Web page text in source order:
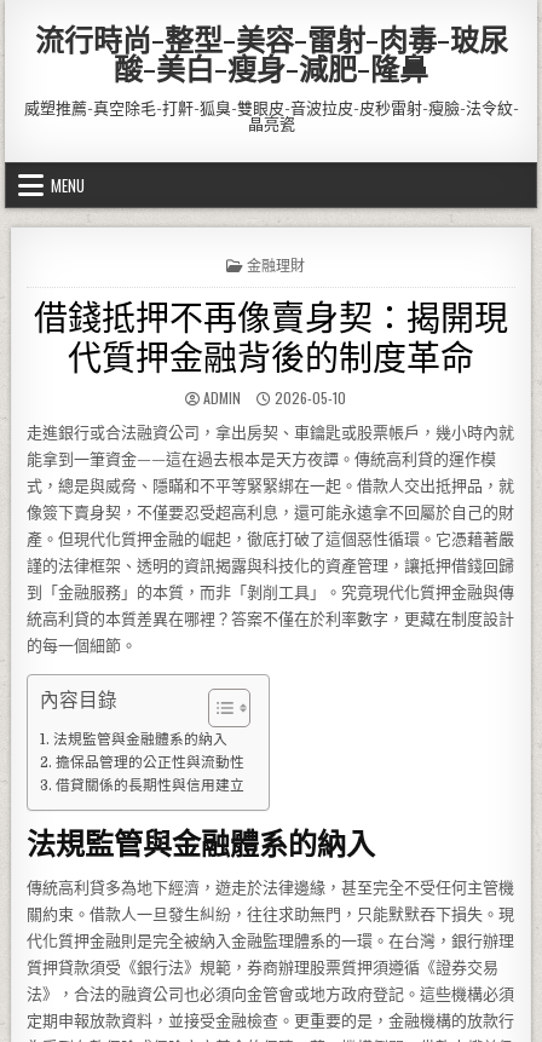
流行時尚-整型-美容-雷射-肉毒-玻尿
酸-美白-瘦身-減肥-隆鼻
威塑推薦-真空除毛-打鼾-狐臭-雙眼皮-音波拉皮-皮秒雷射-瘦臉-法令紋-
晶亮瓷
MENU
POSTED IN
金融理財
借錢抵押不再像賣身契：揭開現
代質押金融背後的制度革命
AUTHOR:
ADMIN PUBLISHED DATE:
2026-05-10
走進銀行或合法融資公司，拿出房契、車鑰匙或股票帳戶，幾小時內就
能拿到一筆資金——這在過去根本是天方夜譚。傳統高利貸的運作模
式，總是與威脅、隱瞞和不平等緊緊綁在一起。借款人交出抵押品，就
像簽下賣身契，不僅要忍受超高利息，還可能永遠拿不回屬於自己的財
產。但現代化質押金融的崛起，徹底打破了這個惡性循環。它憑藉著嚴
謹的法律框架、透明的資訊揭露與科技化的資產管理，讓抵押借錢回歸
到「金融服務」的本質，而非「剝削工具」。究竟現代化質押金融與傳
統高利貸的本質差異在哪裡？答案不僅在於利率數字，更藏在制度設計
的每一個細節。
內容目錄
法規監管與金融體系的納入
擔保品管理的公正性與流動性
借貸關係的長期性與信用建立
法規監管與金融體系的納入
傳統高利貸多為地下經濟，遊走於法律邊緣，甚至完全不受任何主管機
關約束。借款人一旦發生糾紛，往往求助無門，只能默默吞下損失。現
代化質押金融則是完全被納入金融監理體系的一環。在台灣，銀行辦理
質押貸款須受《銀行法》規範，券商辦理股票質押須遵循《證券交易
法》，合法的融資公司也必須向金管會或地方政府登記。這些機構必須
定期申報放款資料，並接受金融檢查。更重要的是，金融機構的放款行